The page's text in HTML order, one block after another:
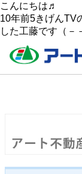
こんにちは♬
10年前5きげんTV
した工藤です（